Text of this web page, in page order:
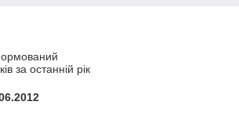
за останній рік